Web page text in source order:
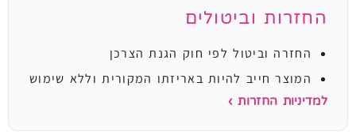
החזרות וביטולים
החזרה וביטול לפי חוק הגנת הצרכן
המוצר חייב להיות באריזתו המקורית וללא שימוש
למדיניות החזרות ›